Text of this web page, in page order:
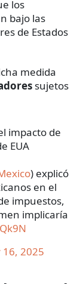
los
bajo las
de Estados
medida
sujetos
impacto de
EUA
) explicó
en el
impuestos,
implicaría
16, 2025